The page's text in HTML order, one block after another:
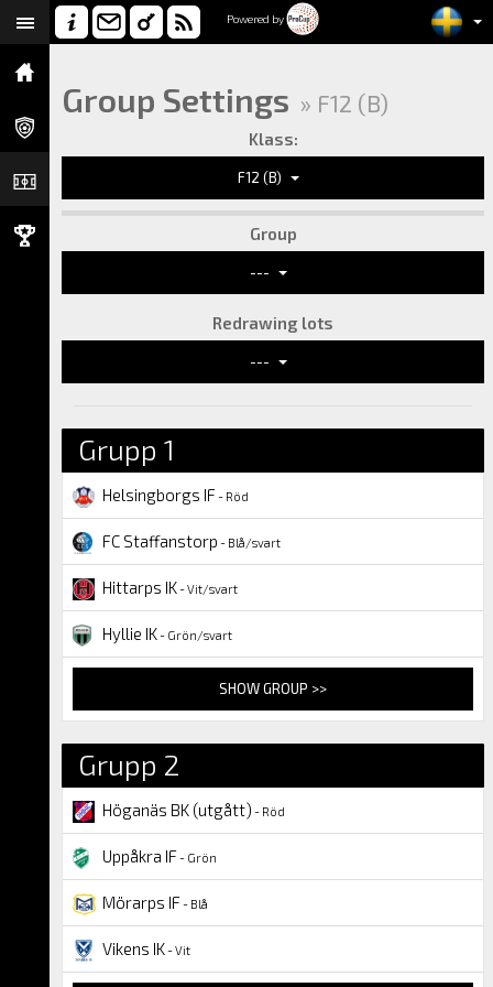
Powered by
Group Settings » F12 (B)
Klass:
F12 (B)
Group
---
Redrawing lots
---
Grupp 1
Helsingborgs IF- Röd
FC Staffanstorp - Blå/svart
Hittarps IK- Vit/svart
Hyllie IK- Grön/svart
SHOW GROUP >>
Grupp 2
Höganäs BK (utgått) - Röd
Uppåkra IF- Grön
Mörarps IF- Blå
Vikens IK- Vit